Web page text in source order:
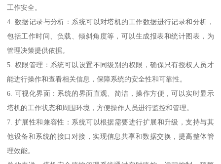
工作安全。
4. 数据记录与分析：系统可以对塔机的工作数据进行记录和分析，
包括工作时间、负载、倾斜角度等，可以生成报表和统计图表，为
管理决策提供依据。
5. 权限管理：系统可以设置不同级别的权限，确保只有授权人员才
能进行操作和查看相关信息，保障系统的安全性和可靠性。
6. 可视化界面：系统的界面直观、简洁，操作方便，可以实时显示
塔机的工作状态和周围环境，方便操作人员进行监控和管理。
7. 扩展性和兼容性：系统可以根据需要进行扩展和升级，支持与其
他设备和系统的接口对接，实现信息共享和数据交换，提高整体管
理效能。